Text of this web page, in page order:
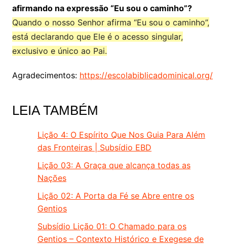
afirmando na expressão “Eu sou o caminho”?
Quando o nosso Senhor afirma “Eu sou o caminho”,
está declarando que Ele é o acesso singular,
exclusivo e único ao Pai.
Agradecimentos: https://escolabiblicadominical.org/
LEIA TAMBÉM
Lição 4: O Espírito Que Nos Guia Para Além
das Fronteiras | Subsídio EBD
Lição 03: A Graça que alcança todas as
Nações
Lição 02: A Porta da Fé se Abre entre os
Gentios
Subsídio Lição 01: O Chamado para os
Gentios – Contexto Histórico e Exegese de